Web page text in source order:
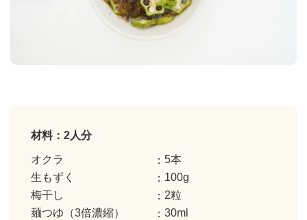
材料：2人分
オクラ
5本
生もずく
100g
梅干し
2粒
麺つゆ（3倍濃縮）
30ml